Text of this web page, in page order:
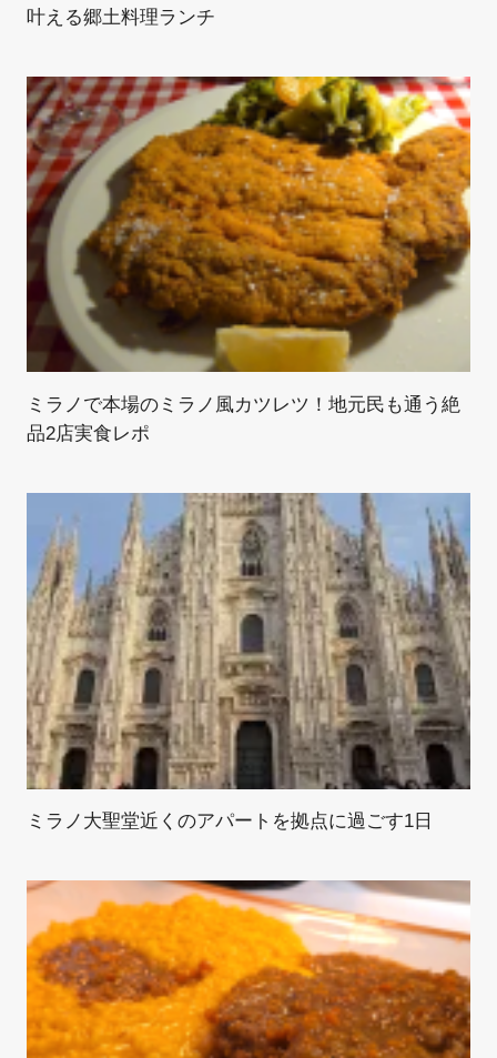
叶える郷土料理ランチ
ミラノで本場のミラノ風カツレツ！地元民も通う絶
品2店実食レポ
ミラノ大聖堂近くのアパートを拠点に過ごす1日